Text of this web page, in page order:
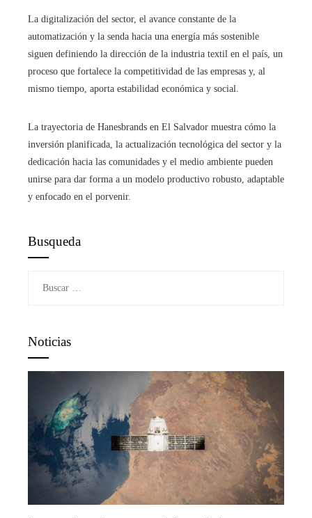
La digitalización del sector, el avance constante de la
automatización y la senda hacia una energía más sostenible
siguen definiendo la dirección de la industria textil en el país, un
proceso que fortalece la competitividad de las empresas y, al
mismo tiempo, aporta estabilidad económica y social.
La trayectoria de Hanesbrands en El Salvador muestra cómo la
inversión planificada, la actualización tecnológica del sector y la
dedicación hacia las comunidades y el medio ambiente pueden
unirse para dar forma a un modelo productivo robusto, adaptable
y enfocado en el porvenir.
Busqueda
Noticias